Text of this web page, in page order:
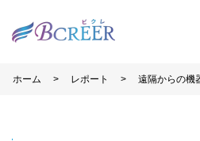
ホーム > レポート > 遠隔からの機